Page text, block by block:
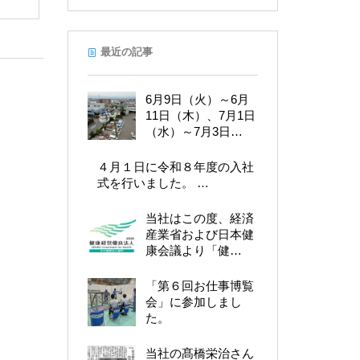
最近の記事
6月9日（火）～6月
11日（木）、7月1日
（水）～7月3日…
４月１日に令和８年度の入社
式を行いました。 …
当社はこの度、経済
産業省および日本健
康会議より「健…
「第６回お仕事博覧
会」に参加しまし
た。
当社の髙橋栄治さん